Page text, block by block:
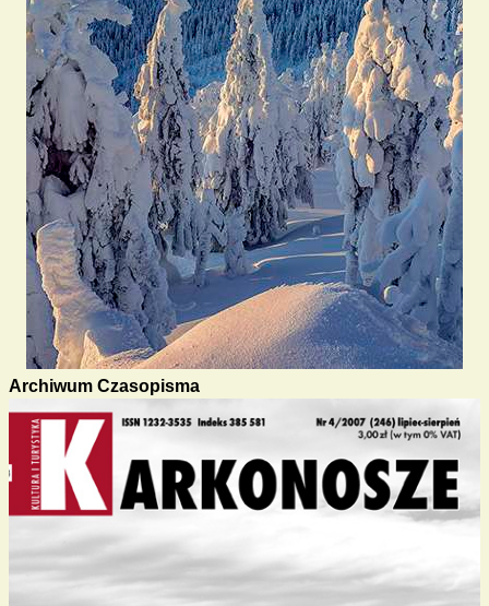
Archiwum Czasopisma